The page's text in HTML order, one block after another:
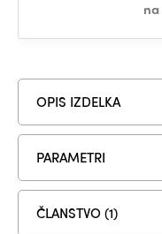
OPIS IZDELKA
PARAMETRI
ČLANSTVO (1)